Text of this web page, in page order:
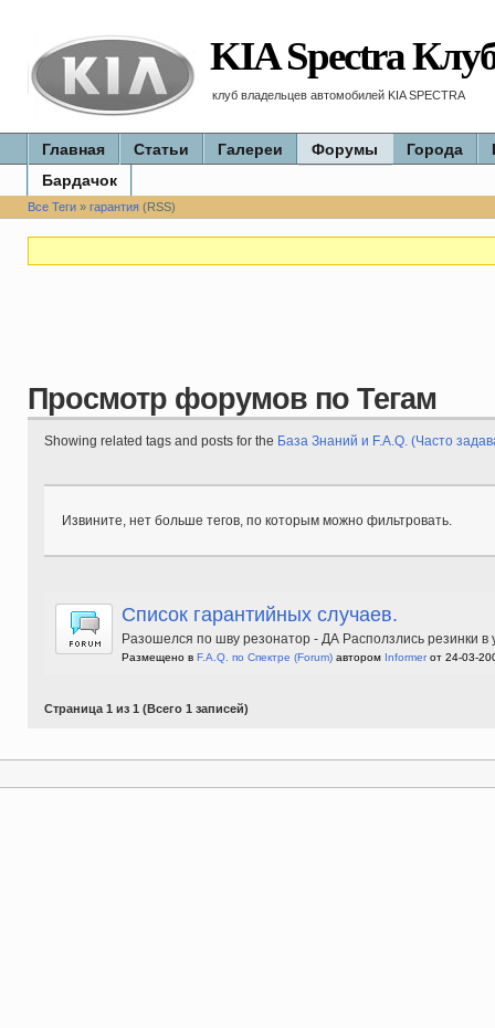
KIA Spectra
клуб владельцев автомобилей KIA SPECTRA
Главная Статьи Галереи Форумы Города
Бардачок
Все Теги» гарантия(RSS)
Просмотр форумов по Тегам
Showing related tags and posts for the База Знаний и F.A.Q. (Часто
Извините, нет больше тегов, по которым можно фильтровать.
Список гарантийных случаев.
Разошелся по шву резонатор - ДА Расползлись резинки в
Размещено в F.A.Q. по Спектре (Forum)автором Informerот 24-03-
Страница 1 из 1 (Всего 1 записей)